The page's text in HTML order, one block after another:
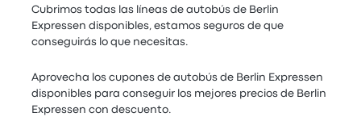
Cubrimos todas las líneas de autobús de Berlin
Expressen disponibles, estamos seguros de que
conseguirás lo que necesitas.
Aprovecha los cupones de autobús de Berlin Expressen
disponibles para conseguir los mejores precios de Berlin
Expressen con descuento.